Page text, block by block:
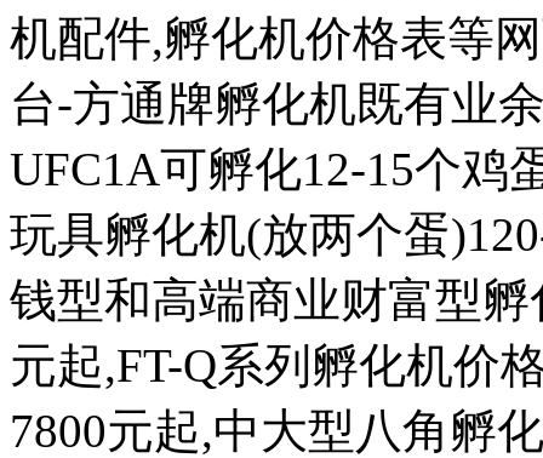
机配件,孵化机价格表等
台-方通牌孵化机既有业
UFC1A可孵化12-15个鸡
玩具孵化机(放两个蛋
钱型和高端商业财富型
元起,FT-Q系列孵化机价
7800元起,中大型八角孵